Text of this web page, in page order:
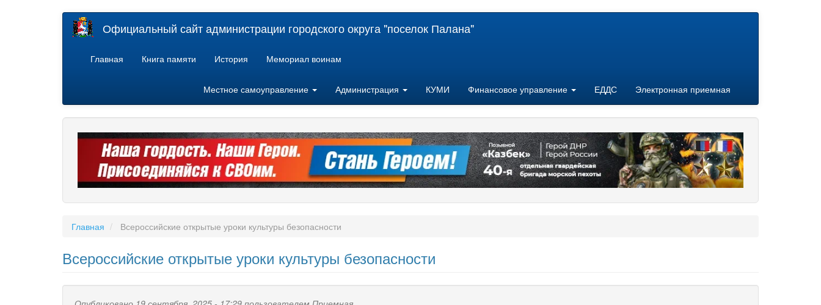
Официальный сайт администрации городского округа "поселок Палана"
Главная Книга памяти История Мемориал воинам
Местное самоуправление Администрация КУМИ Финансовое управление ЕДДС Электронная приемная
Главная Всероссийские открытые уроки культуры безопасности
Всероссийские открытые уроки культуры безопасности